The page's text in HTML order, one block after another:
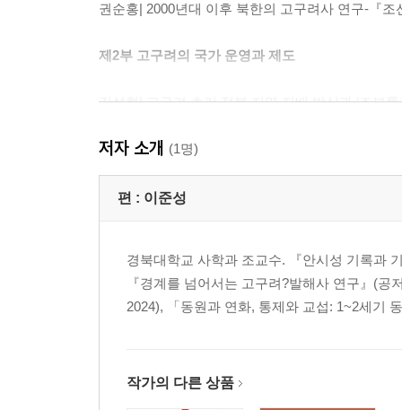
권순홍| 2000년대 이후 북한의 고구려사 연구-『
제2부 고구려의 국가 운영과 제도
김성현| 고구려 초기 정복 지역 지배 방식과 ‘조부
김효진| 고구려 태조왕대 대후한(對後漢) 관계의
이규호| 고구려 중기 관제(官制)의 구조적 특징과
나유정| 「광개토왕릉비」 수묘인연호에 나타난
張 芳| 『위서·고구려전』의 사료 출처에 관한 고찰
전상우| 수대(隋代)의 외국 정보 수집과 『동번풍
제4부 고구려·발해 유적 조사와 새로운 역사상
저자 소개 (1명)
편 : 이준성
경북대학교 사학과 조교수. 『안시성 기록과
『경계를 넘어서는 고구려?발해사 연구』(
2024), 「동원과 연화, 통제와 교섭: 1~2세기
작가의 다른 상품